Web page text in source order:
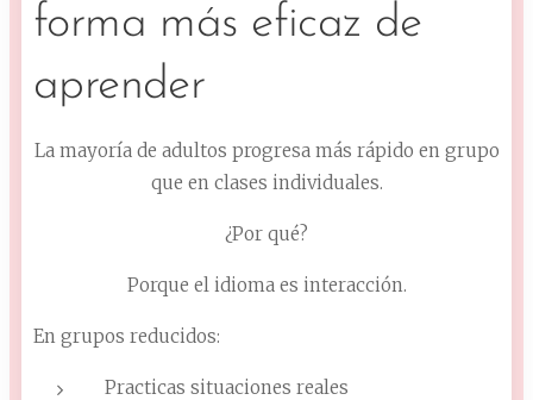
forma más eficaz de
aprender
La mayoría de adultos progresa más rápido en grupo
que en clases individuales.
¿Por qué?
Porque el idioma es interacción.
En grupos reducidos:
Practicas situaciones reales